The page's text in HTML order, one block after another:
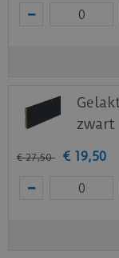
zwart
€ 27,50 € 19,50